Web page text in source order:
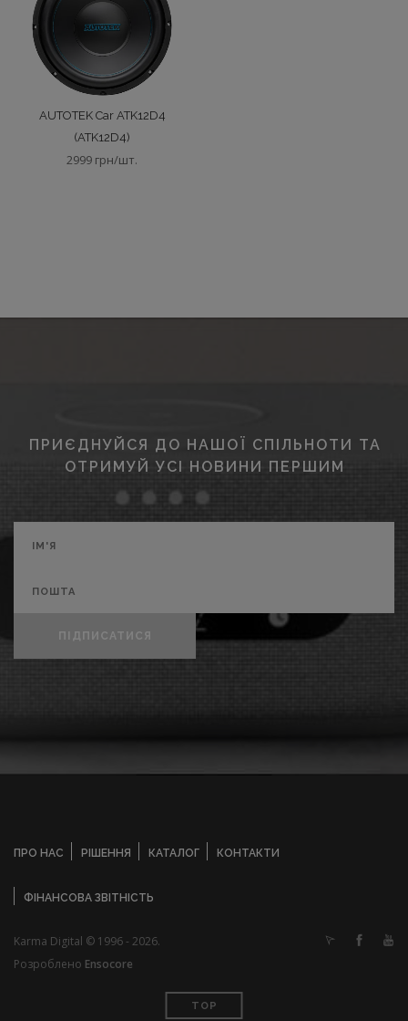
AUTOTEK Car ATK12D4
(ATK12D4)
2999 грн/шт.
ПРИЄДНУЙСЯ ДО НАШОЇ СПІЛЬНОТИ ТА
ОТРИМУЙ УСІ НОВИНИ ПЕРШИМ
ПІДПИСАТИСЯ
ПРО НАС РІШЕННЯ КАТАЛОГ КОНТАКТИ
ФІНАНСОВА ЗВІТНІСТЬ
Karma Digital © 1996 - 2026.
Розроблено Ensocore
TOP